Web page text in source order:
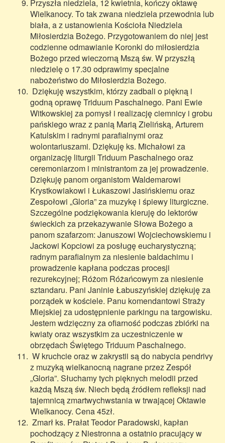
Przyszła niedziela, 12 kwietnia, kończy oktawę
Wielkanocy. To tak zwana niedziela przewodnia lub
biała, a z ustanowienia Kościoła Niedziela
Miłosierdzia Bożego. Przygotowaniem do niej jest
codzienne odmawianie Koronki do miłosierdzia
Bożego przed wieczorną Mszą św. W przyszłą
niedzielę o 17.30 odprawimy specjalne
nabożeństwo do Miłosierdzia Bożego.
Dziękuję wszystkim, którzy zadbali o piękną i
godną oprawę Triduum Paschalnego. Pani Ewie
Witkowskiej za pomysł i realizację ciemnicy i grobu
pańskiego wraz z panią Marią Zielińską, Arturem
Katulskim i radnymi parafialnymi oraz
wolontariuszami. Dziękuję ks. Michałowi za
organizację liturgii Triduum Paschalnego oraz
ceremoniarzom i ministrantom za jej prowadzenie.
Dziękuję panom organistom Waldemarowi
Krystkowiakowi i Łukaszowi Jasińskiemu oraz
Zespołowi „Gloria” za muzykę i śpiewy liturgiczne.
Szczególne podziękowania kieruję do lektorów
świeckich za przekazywanie Słowa Bożego a
panom szafarzom: Januszowi Wojciechowskiemu i
Jackowi Kopciowi za posługę eucharystyczną;
radnym parafialnym za niesienie baldachimu i
prowadzenie kapłana podczas procesji
rezurekcyjnej; Różom Różańcowym za niesienie
sztandaru. Pani Janinie Łabuszyńskiej dziękuję za
porządek w kościele. Panu komendantowi Straży
Miejskiej za udostępnienie parkingu na targowisku.
Jestem wdzięczny za ofiarność podczas zbiórki na
kwiaty oraz wszystkim za uczestniczenie w
obrzędach Świętego Triduum Paschalnego.
W kruchcie oraz w zakrystii są do nabycia pendrivy
z muzyką wielkanocną nagrane przez Zespół
„Gloria”. Słuchamy tych pięknych melodii przed
każdą Mszą św. Niech będą źródłem refleksji nad
tajemnicą zmartwychwstania w trwającej Oktawie
Wielkanocy. Cena 45zł.
Zmarł ks. Prałat Teodor Paradowski, kapłan
pochodzący z Niestronna a ostatnio pracujący w